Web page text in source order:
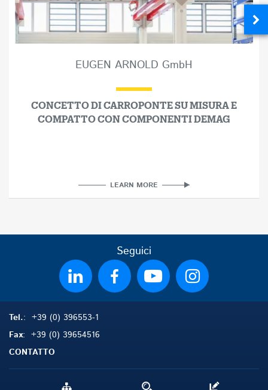
EUGEN ARNOLD GmbH
CONCETTO DI CARROPONTE SU MISURA E
COMPATTO CON COMPONENTI DEMAG
LEARN MORE
Seguici
Tel.: +39 (0) 396553-1
Fax: +39 (0) 39654516
CONTATTO